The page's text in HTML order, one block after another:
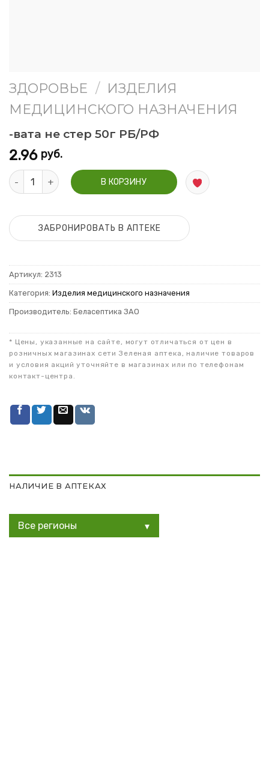
ЗДОРОВЬЕ / ИЗДЕЛИЯ
МЕДИЦИНСКОГО НАЗНАЧЕНИЯ
-вата не стер 50г РБ/РФ
2.96 руб.
Количество -вата не стер 50г РБ/РФ
В КОРЗИНУ
ЗАБРОНИРОВАТЬ В АПТЕКЕ
Артикул: 2313
Категория: Изделия медицинского назначения
Производитель: Беласептика ЗАО
* Цены, указанные на сайте, могут отличаться от цен в
розничных магазинах сети Зеленая аптека, наличие товаров
и условия акций уточняйте в магазинах или по телефонам
контакт-центра.
НАЛИЧИЕ В АПТЕКАХ
Все регионы